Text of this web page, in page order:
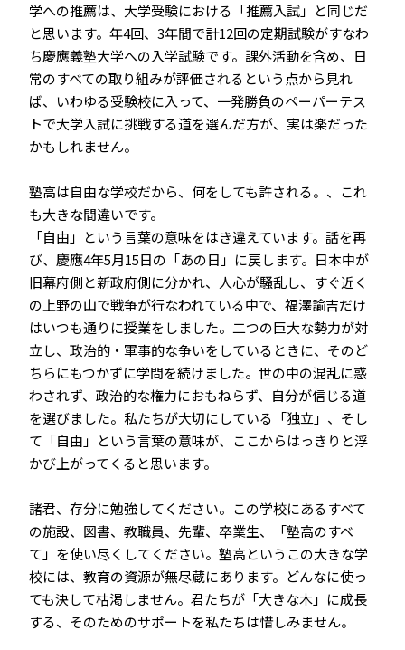
学への推薦は、大学受験における「推薦入試」と同じだ
と思います。年4回、3年間で計12回の定期試験がすなわ
ち慶應義塾大学への入学試験です。課外活動を含め、日
常のすべての取り組みが評価されるという点から見れ
ば、いわゆる受験校に入って、一発勝負のペーパーテス
トで大学入試に挑戦する道を選んだ方が、実は楽だった
かもしれません。
塾高は自由な学校だから、何をしても許される。――、これ
も大きな間違いです。
「自由」という言葉の意味をはき違えています。話を再
び、慶應4年5月15日の「あの日」に戻します。日本中が
旧幕府側と新政府側に分かれ、人心が騒乱し、すぐ近く
の上野の山で戦争が行なわれている中で、福澤諭吉だけ
はいつも通りに授業をしました。二つの巨大な勢力が対
立し、政治的・軍事的な争いをしているときに、そのど
ちらにもつかずに学問を続けました。世の中の混乱に惑
わされず、政治的な権力におもねらず、自分が信じる道
を選びました。私たちが大切にしている「独立」、そし
て「自由」という言葉の意味が、ここからはっきりと浮
かび上がってくると思います。
諸君、存分に勉強してください。この学校にあるすべて
の施設、図書、教職員、先輩、卒業生、「塾高のすべ
て」を使い尽くしてください。塾高というこの大きな学
校には、教育の資源が無尽蔵にあります。どんなに使っ
ても決して枯渇しません。君たちが「大きな木」に成長
する、そのためのサポートを私たちは惜しみません。